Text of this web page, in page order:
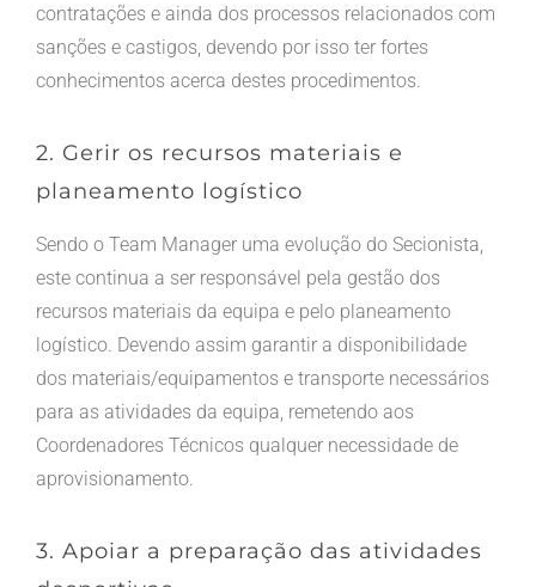
contratações e ainda dos processos relacionados com
sanções e castigos, devendo por isso ter fortes
conhecimentos acerca destes procedimentos.
2. Gerir os recursos materiais e
planeamento logístico
Sendo o Team Manager uma evolução do Secionista,
este continua a ser responsável pela gestão dos
recursos materiais da equipa e pelo planeamento
logístico. Devendo assim garantir a disponibilidade
dos materiais/equipamentos e transporte necessários
para as atividades da equipa, remetendo aos
Coordenadores Técnicos qualquer necessidade de
aprovisionamento.
3. Apoiar a preparação das atividades